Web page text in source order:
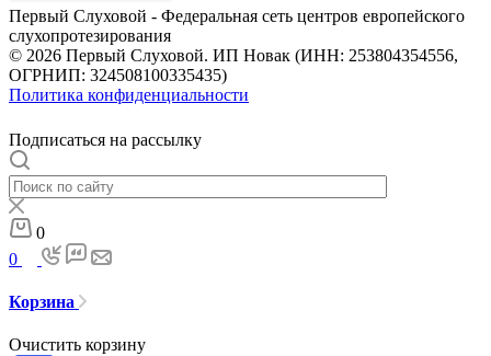
Первый Слуховой - Федеральная сеть центров европейского
слухопротезирования
© 2026 Первый Слуховой. ИП Новак (ИНН: 253804354556,
ОГРНИП: 324508100335435)
Политика конфиденциальности
Подписаться на рассылку
0
0
Корзина
Очистить корзину